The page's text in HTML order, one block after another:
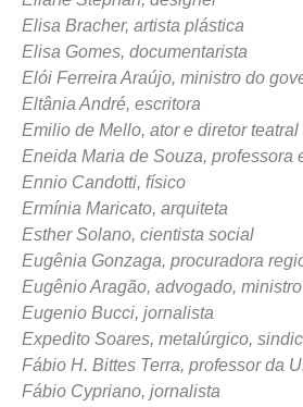
Elisa Bracher, artista plástica
Elisa Gomes, documentarista
Elói Ferreira Araújo, ministro do
Eltânia André, escritora
Emilio de Mello, ator e diretor teatral
Eneida Maria de Souza, professora
Ennio Candotti, físico
Ermínia Maricato, arquiteta
Esther Solano, cientista social
Eugênia Gonzaga, procuradora
Eugênio Aragão, advogado,
Eugenio Bucci, jornalista
Expedito Soares, metalúrgico,
Fábio H. Bittes Terra, professor da
Fábio Cypriano, jornalista